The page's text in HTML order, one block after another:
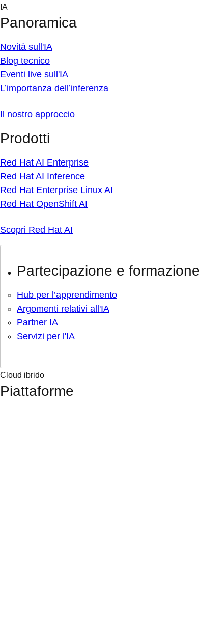
Skip
content
IA
Panoramica
Novità sull'IA
Blog tecnico
Eventi live sull'IA
L’importanza dell’inferenza
Il nostro approccio
Prodotti
Red Hat AI Enterprise
Red Hat AI Inference
Red Hat Enterprise Linux AI
Red Hat OpenShift AI
Scopri Red Hat AI
Partecipazione e formazione
Hub per l’apprendimento
Argomenti relativi all'IA
Partner IA
Servizi per l'IA
Cloud ibrido
Piattaforme